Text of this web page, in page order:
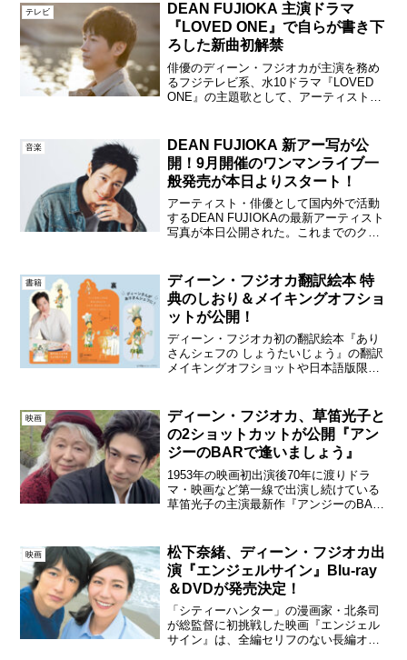
テレビ
DEAN FUJIOKA 主演ドラマ
『LOVED ONE』で自らが書き下
ろした新曲初解禁
俳優のディーン・フジオカが主演を務め
るフジテレビ系、水10ドラマ『LOVED
ONE』の主題歌として、アーティスト・
初回放送内にて初解禁された。ディー...
音楽
DEAN FUJIOKA 新アー写が公
開！9月開催のワンマンライブ一
般発売が本日よりスタート！
アーティスト・俳優として国内外で活動
するDEAN FUJIOKAの最新アーティスト
写真が本日公開された。これまでのクー
仕上がりに。このアーティスト写真に
は、これまで以上に...
書籍
ディーン・フジオカ翻訳絵本 特
典のしおり＆メイキングオフショ
ットが公開！
ディーン・フジオカ初の翻訳絵本『あり
さんシェフの しょうたいじょう』の翻訳
メイキングオフショットや日本語版限定
りさんシェフ風ディーン”のイラストをあ
しらったデザインイ...
映画
ディーン・フジオカ、草笛光子と
の2ショットカットが公開『アン
ジーのBARで逢いましょう』
1953年の映画初出演後70年に渡りドラ
マ・映画など第一線で出演し続けている
草笛光子の主演最新作『アンジーのBAR
演じるディーン・フジオカと、アンジー
役草笛光子との貴...
映画
松下奈緒、ディーン・フジオカ出
演『エンジェルサイン』Blu-ray
＆DVDが発売決定！
「シティーハンター」の漫画家・北条司
が総監督に初挑戦した映画『エンジェル
サイン』は、全編セリフのない長編オム